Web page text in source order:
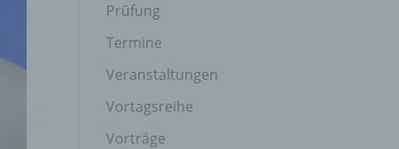
Prüfung
Termine
Veranstaltungen
Vortagsreihe
Vorträge